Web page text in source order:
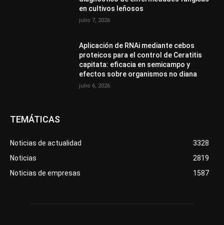
en cultivos leñosos
julio 7, 2026
Aplicación de RNAi mediante cebos
proteicos para el control de Ceratitis
capitata: eficacia en semicampo y
efectos sobre organismos no diana
julio 6, 2026
TEMÁTICAS
Noticias de actualidad
3328
Noticias
2819
Noticias de empresas
1587